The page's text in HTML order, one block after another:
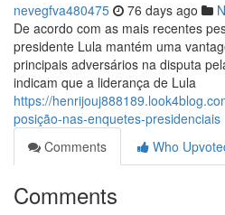
nevegfva480475 76 days ago
De acordo com as mais recentes
presidente Lula mantém uma
principais adversários na disputa
indicam que a liderança de Lula
https://
posição-nas-enquetes-presidenciais
Comments
Who
Comments